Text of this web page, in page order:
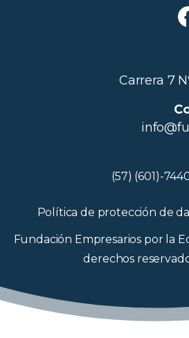
Carrera 7
(57) (601)-
Política de protección de
Fundación Empresarios por la
derechos